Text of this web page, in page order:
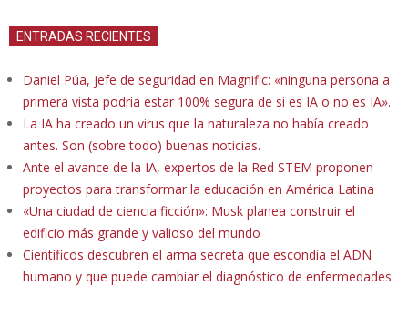
ENTRADAS RECIENTES
Daniel Púa, jefe de seguridad en Magnific: «ninguna persona a
primera vista podría estar 100% segura de si es IA o no es IA».
La IA ha creado un virus que la naturaleza no había creado
antes. Son (sobre todo) buenas noticias.
Ante el avance de la IA, expertos de la Red STEM proponen
proyectos para transformar la educación en América Latina
«Una ciudad de ciencia ficción»: Musk planea construir el
edificio más grande y valioso del mundo
Científicos descubren el arma secreta que escondía el ADN
humano y que puede cambiar el diagnóstico de enfermedades.